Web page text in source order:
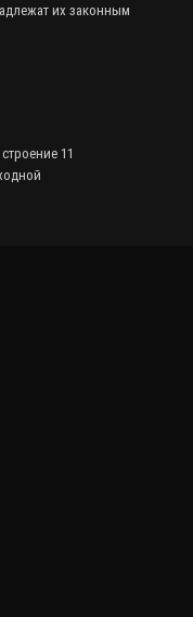
их законным
11